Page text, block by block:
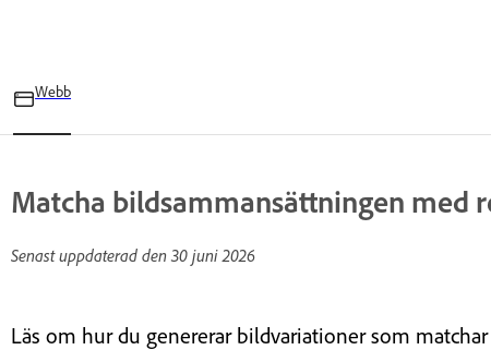
Webb
Matcha bildsammansättningen med
Senast uppdaterad den 30 juni 2026
Läs om hur du genererar bildvariationer som